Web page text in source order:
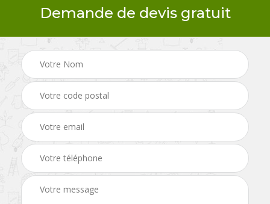
Demande de devis gratuit